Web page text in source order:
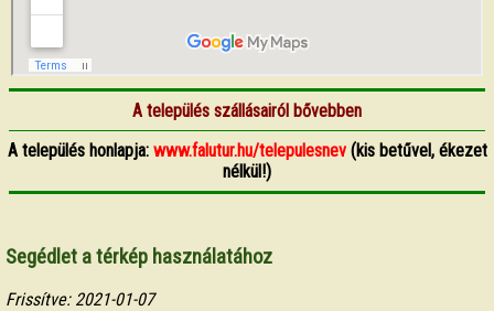
A település szállásairól bővebben
A település honlapja: www.falutur.hu/telepulesnev(kis betűvel, ékezet
nélkül!)
Segédlet a térkép használatához
Frissítve: 2021-01-07